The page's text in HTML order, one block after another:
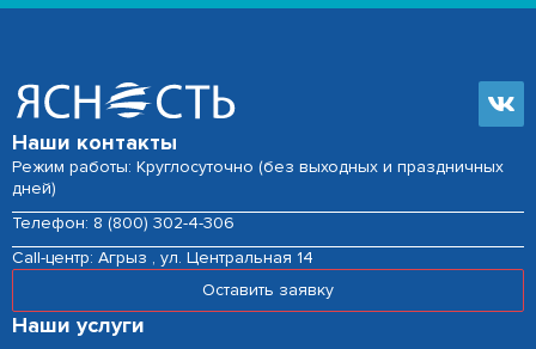
Наши контакты
Режим работы: Круглосуточно (без выходных и праздничных
дней)
Телефон: 8 (800) 302-4-306
Сall-центр: Агрыз , ул. Центральная 14
Оставить заявку
Наши услуги